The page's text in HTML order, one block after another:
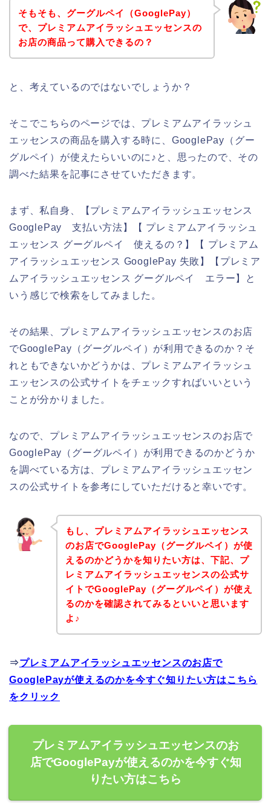
そもそも、グーグルペイ（GooglePay）
で、プレミアムアイラッシュエッセンスの
お店の商品って購入できるの？
と、考えているのではないでしょうか？
そこでこちらのページでは、プレミアムアイラッシュ
エッセンスの商品を購入する時に、GooglePay（グー
グルペイ）が使えたらいいのに♪と、思ったので、その
調べた結果を記事にさせていただきます。
まず、私自身、【プレミアムアイラッシュエッセンス
GooglePay 支払い方法】【 プレミアムアイラッシュ
エッセンス グーグルペイ 使えるの？】【 プレミアム
アイラッシュエッセンス GooglePay 失敗】【プレミア
ムアイラッシュエッセンス グーグルペイ エラー】と
いう感じで検索をしてみました。
その結果、プレミアムアイラッシュエッセンスのお店
でGooglePay（グーグルペイ）が利用できるのか？そ
れともできないかどうかは、プレミアムアイラッシュ
エッセンスの公式サイトをチェックすればいいという
ことが分かりました。
なので、プレミアムアイラッシュエッセンスのお店で
GooglePay（グーグルペイ）が利用できるのかどうか
を調べている方は、プレミアムアイラッシュエッセン
スの公式サイトを参考にしていただけると幸いです。
もし、プレミアムアイラッシュエッセンス
のお店でGooglePay（グーグルペイ）が使
えるのかどうかを知りたい方は、下記、プ
レミアムアイラッシュエッセンスの公式サ
イトでGooglePay（グーグルペイ）が使え
るのかを確認されてみるといいと思います
よ♪
⇒プレミアムアイラッシュエッセンスのお店で
GooglePayが使えるのかを今すぐ知りたい方はこちら
をクリック
プレミアムアイラッシュエッセンスのお
店でGooglePayが使えるのかを今すぐ知
りたい方はこちら